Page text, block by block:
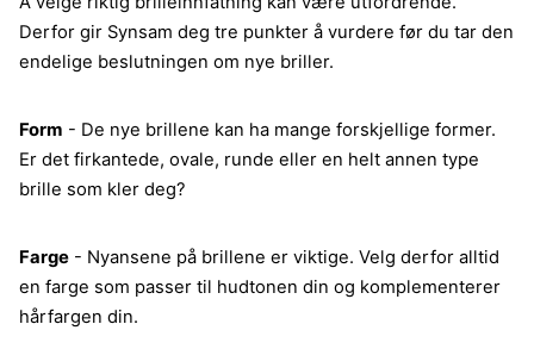
Derfor gir Synsam deg tre punkter å vurdere før du tar den
endelige beslutningen om nye briller.
Form - De nye brillene kan ha mange forskjellige former.
Er det firkantede, ovale, runde eller en helt annen type
brille som kler deg?
Farge - Nyansene på brillene er viktige. Velg derfor alltid
en farge som passer til hudtonen din og komplementerer
hårfargen din.